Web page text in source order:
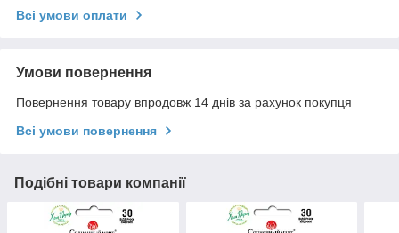
Всі умови оплати
Умови повернення
Повернення товару впродовж 14 днів за рахунок покупця
Всі умови повернення
Подібні товари компанії